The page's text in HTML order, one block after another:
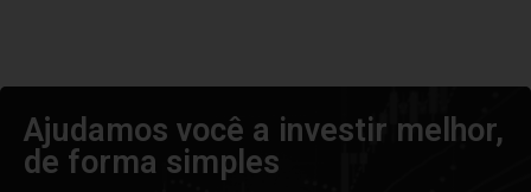
Ajudamos você a investir melhor,
de forma simples​